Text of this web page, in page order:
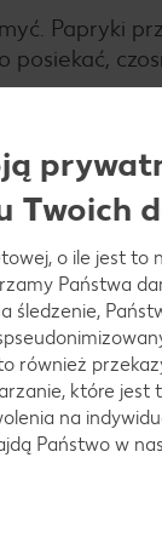
Papryki
wino i 600
15–17
oliwy ok.
oliwie ok.
Twoich
o ile jest to
Państwa
śledzenie,
również
które jest
na
Państwo w